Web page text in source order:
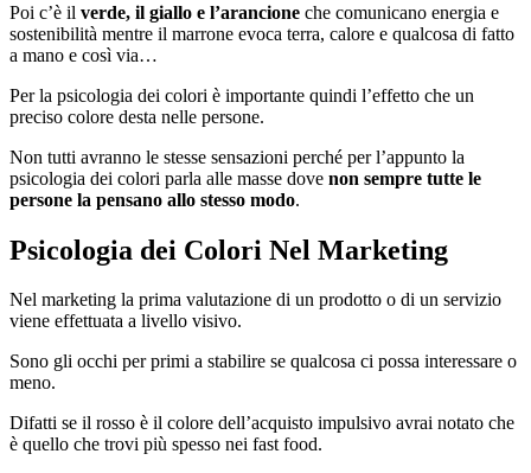
Poi c’è il verde, il giallo e l’arancione che comunicano energia e
sostenibilità mentre il marrone evoca terra, calore e qualcosa di fatto
a mano e così via…
Per la psicologia dei colori è importante quindi l’effetto che un
preciso colore desta nelle persone.
Non tutti avranno le stesse sensazioni perché per l’appunto la
psicologia dei colori parla alle masse dove non sempre tutte le
persone la pensano allo stesso modo.
Psicologia dei Colori Nel Marketing
Nel marketing la prima valutazione di un prodotto o di un servizio
viene effettuata a livello visivo.
Sono gli occhi per primi a stabilire se qualcosa ci possa interessare o
meno.
Difatti se il rosso è il colore dell’acquisto impulsivo avrai notato che
è quello che trovi più spesso nei fast food.